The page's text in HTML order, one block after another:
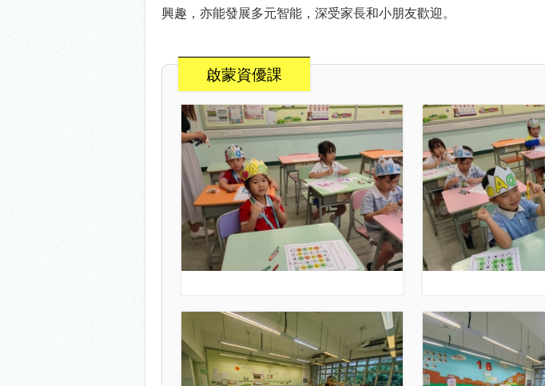
興趣，亦能發展多元智能，深受家長和小朋友歡迎。
啟蒙資優課